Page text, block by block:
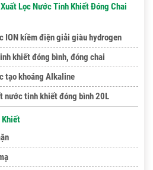
Lọc Nước Tinh Khiết Đóng Chai
ION kiềm điện giải giàu hydrogen
khiết đóng bình, đóng chai
tạo khoáng Alkaline
nước tinh khiết đóng bình 20L
Khiết